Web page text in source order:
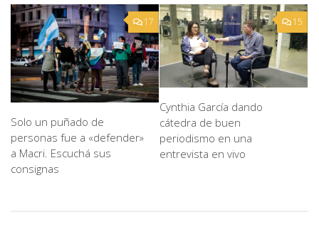
17
Solo un puñado de
personas fue a «defender»
a Macri. Escuchá sus
consignas
15
Cynthia García dando
cátedra de buen
periodismo en una
entrevista en vivo